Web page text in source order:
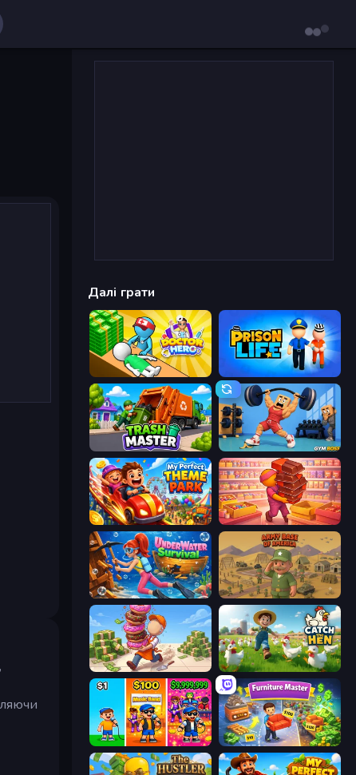
Далі грати
Doctor Hero Prison Life
Trash Master Gym Boss
My Perfect Theme Park Candy Packing Store
Underwater Survival Army Base Of America
Donut Place Catch the Hen
Music Band Furniture Master: Idle Tycoon